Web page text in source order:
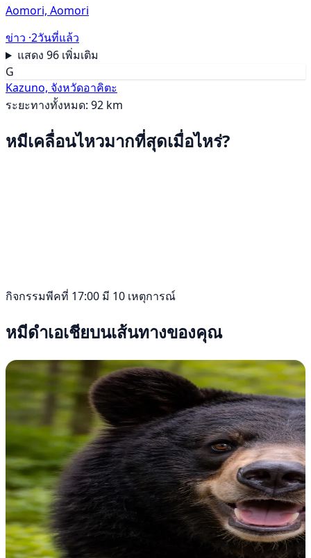
Aomori, Aomori
ข่าว ·2วันที่แล้ว
แสดง 96 เพิ่มเติม
G
Kazuno, จังหวัดอาคิตะ
ระยะทางทั้งหมด: 92 km
หมีเคลื่อนไหวมากที่สุดเมื่อไหร่?
กิจกรรมพีคที่ 17:00 มี 10 เหตุการณ์
หมีดำเอเชียบนเส้นทางของคุณ